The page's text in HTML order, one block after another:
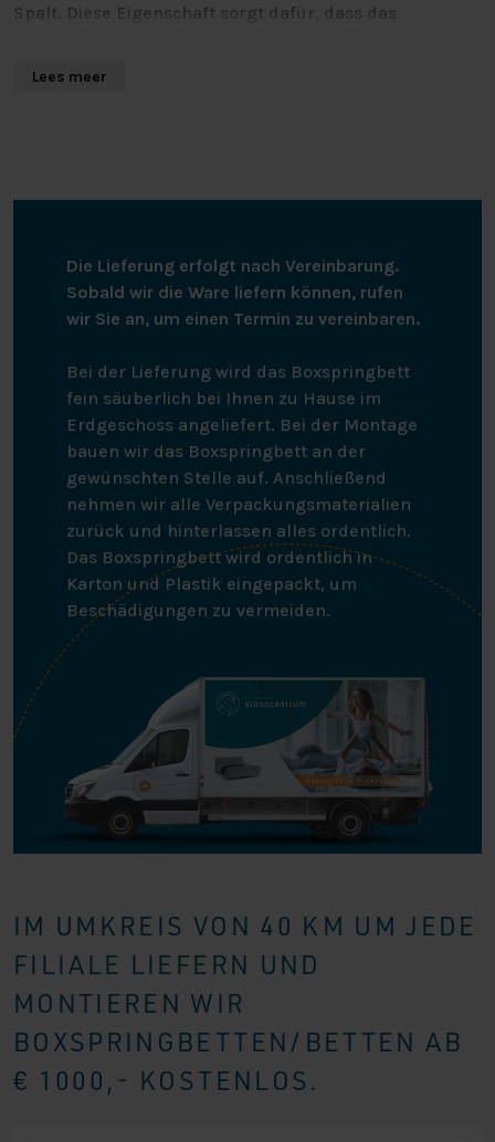
Spalt. Diese Eigenschaft sorgt dafür, dass das
Feuchtigkeitsaufnahme und ist von langlebiger
nicht gebügelt werden.
Lees meer
Die Lieferung erfolgt nach Vereinbarung.
Sobald wir die Ware liefern können, rufen
wir Sie an, um einen Termin zu vereinbaren.
Bei der Lieferung wird das Boxspringbett
fein säuberlich bei Ihnen zu Hause im
Erdgeschoss angeliefert. Bei der Montage
bauen wir das Boxspringbett an der
gewünschten Stelle auf. Anschließend
nehmen wir alle Verpackungsmaterialien
zurück und hinterlassen alles ordentlich.
Das Boxspringbett wird ordentlich in
Karton und Plastik eingepackt, um
Beschädigungen zu vermeiden.
IM UMKREIS VON 40 KM UM JEDE
FILIALE LIEFERN UND
MONTIEREN WIR
BOXSPRINGBETTEN/BETTEN AB
€ 1000,- KOSTENLOS.